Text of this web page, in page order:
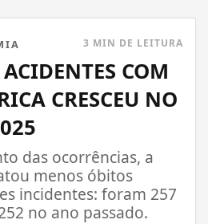
3 MIN DE LEITURA
COM
CRESCEU NO
das ocorrências, a
menos óbitos
incidentes: foram 257
no ano passado.